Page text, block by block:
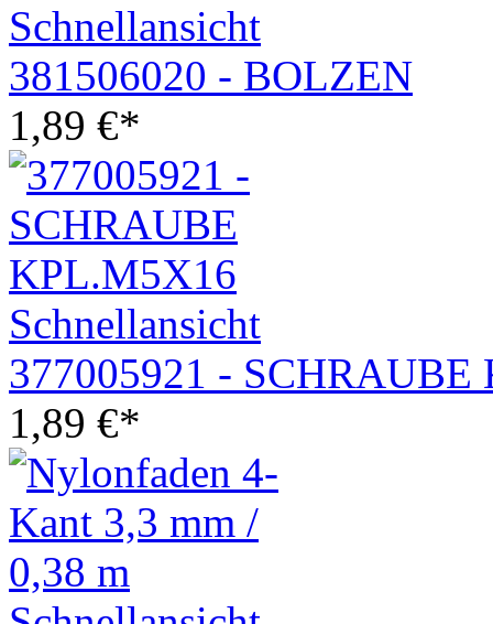
Schnellansicht
381506020 - BOLZEN
1,89 €*
Schnellansicht
377005921 -
1,89 €*